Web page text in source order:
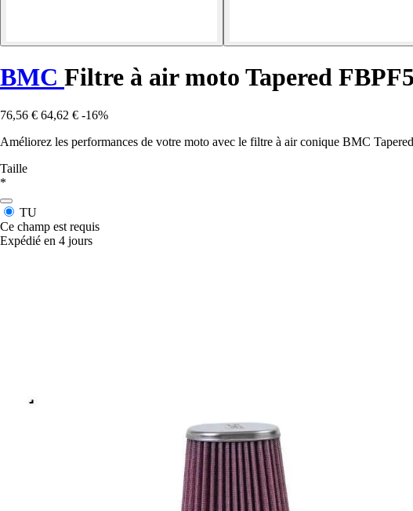
BMC Filtre à air moto Tapered
76,56 € 64,62 € -16%
Améliorez les performances de votre moto avec le filtre à air conique BMC
Taille
*
TU
Ce champ est requis
Expédié en 4 jours